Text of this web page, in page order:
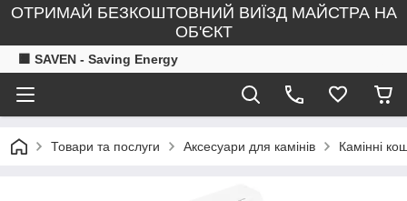
ОТРИМАЙ БЕЗКОШТОВНИЙ ВИЇЗД МАЙСТРА НА
ОБ'ЄКТ
🟧 SAVEN - Saving Energy
Товари та послуги Аксесуари для камінів Камінні